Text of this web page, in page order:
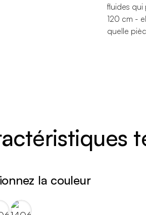
fluides
120 cm -
quelle
la couleur